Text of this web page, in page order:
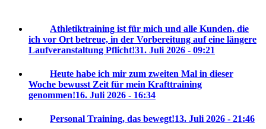
Athletiktraining ist für mich und alle Kunden, die
ich vor Ort betreue, in der Vorbereitung auf eine längere
Laufveranstaltung Pflicht!31. Juli 2026 - 09:21
Heute habe ich mir zum zweiten Mal in dieser
Woche bewusst Zeit für mein Krafttraining
genommen!16. Juli 2026 - 16:34
Personal Training, das bewegt!13. Juli 2026 - 21:46